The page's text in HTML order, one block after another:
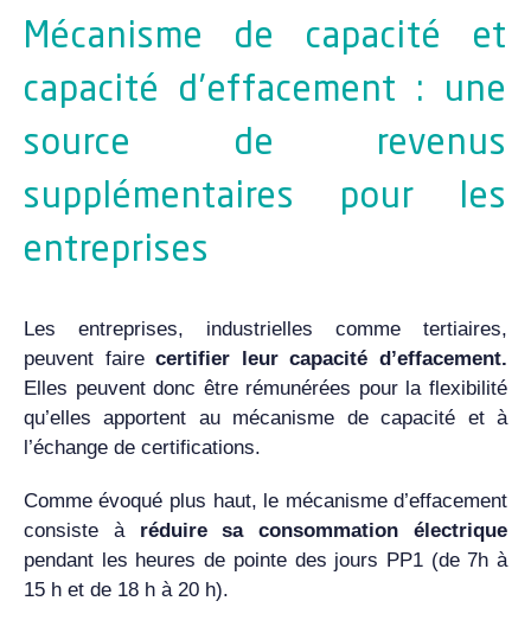
Mécanisme de capacité et
capacité d’effacement : une
source de revenus
supplémentaires pour les
entreprises
Les entreprises, industrielles comme tertiaires,
peuvent fairecertifier leur capacité d’effacement.
Elles peuvent donc être rémunérées pour la flexibilité
qu’elles apportent au mécanisme de capacité et à
l’échange de certifications.
Comme évoqué plus haut, le mécanisme d’effacement
consiste à réduire sa consommation électrique
pendant les heures de pointe des jours PP1 (de 7h à
15 h et de 18 h à 20 h).